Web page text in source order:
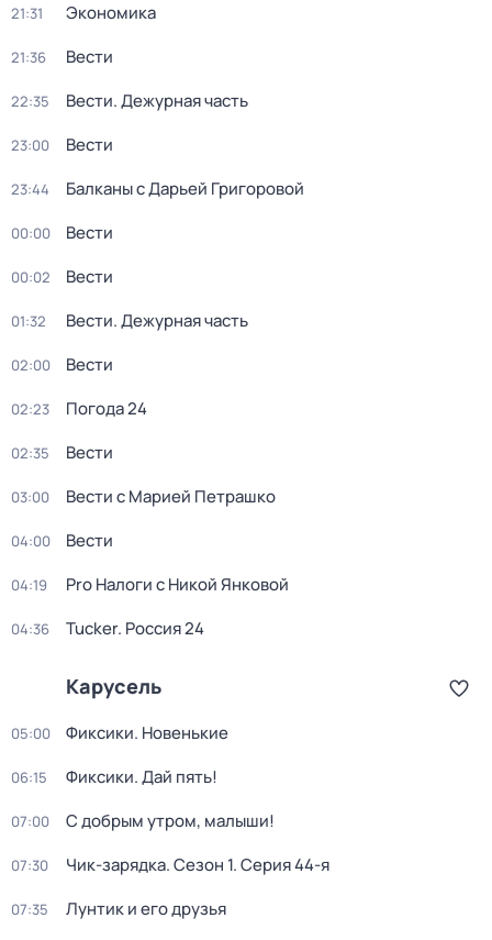
21:31 Экономика
21:36 Вести
22:35 Вести. Дежурная часть
23:00 Вести
23:44 Балканы с Дарьей Григоровой
00:00 Вести
00:02 Вести
01:32 Вести. Дежурная часть
02:00 Вести
02:23 Погода 24
02:35 Вести
03:00 Вести с Марией Петрашко
04:00 Вести
04:19 Pro Налоги с Никой Янковой
04:36 Tucker. Россия 24
Карусель
05:00 Фиксики. Новенькие
06:15 Фиксики. Дай пять!
07:00 С добрым утром, малыши!
07:30 Чик-зарядка. Сезон 1. Серия 44-я
07:35 Лунтик и его друзья